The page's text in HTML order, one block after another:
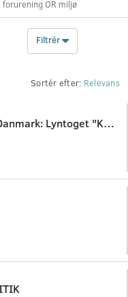
Filtrér
Sortér efter: Relevans
En arbejdsplads i Danmark: Lyntoget "Kongeåen"